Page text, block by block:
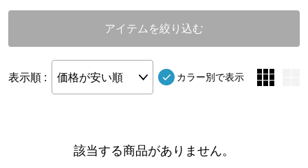
アイテムを絞り込む
表示順 : 価格が安い順 カラー別で表示
該当する商品がありません。